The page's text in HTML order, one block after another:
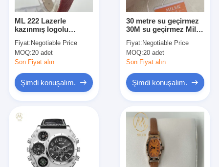
ML 222 Lazerle
kazınmış logolu
kemerli saat
Fiyat: Negotiable Price
MOQ:20 adet
Son Fiyat alın
Şimdi konuşalım.
30 metre su geçirmez
30M su geçirmez Miler
Fiyat: Negotiable Price
MOQ:20 adet
Son Fiyat alın
Şimdi konuşalım.